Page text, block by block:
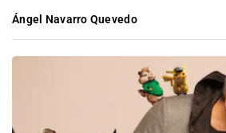
Ángel Navarro Quevedo